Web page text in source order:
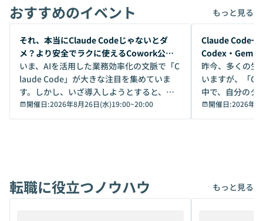
おすすめのイベント もっと見る
開催前
それ、本当にClaude Codeじゃないとダ
メ？より安全でラクに使えるCowork公開
デモ
いま、AIを活用した業務効率化の文脈で「C
laude Code」が大きな注目を集めていま
す。しかし、いざ導入しようとすると、セ
キュリティ面の懸念や権限管理のハードル
から、気軽に使えないケースも多いのでは
けでなく、想像以上の範囲まで自動化でき
ることは、まだあまり知られていません。
開催日:2026年8月26日(水)19:00~20:00
開催前
Claude Code一
Codex・
昨今、多くの生
いますが、「
中で、自分のタ
いいのか」を自
か？ 「なんとなく誰かが良いと言っていた
は、評判では
ているAIを選ぶこ
開催日:2026年8
転職に役立つノウハウ もっと見る